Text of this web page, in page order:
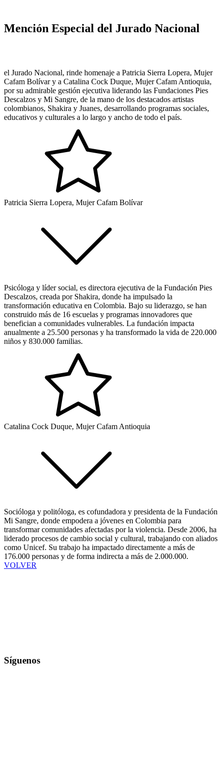
Mención Especial del Jurado Nacional
el Jurado Nacional, rinde homenaje a Patricia Sierra Lopera, Mujer
Cafam Bolívar y a Catalina Cock Duque, Mujer Cafam Antioquia,
por su admirable gestión ejecutiva liderando las Fundaciones Pies
Descalzos y Mi Sangre, de la mano de los destacados artistas
colombianos, Shakira y Juanes, desarrollando programas sociales,
educativos y culturales a lo largo y ancho de todo el país.
Patricia Sierra Lopera, Mujer Cafam Bolívar
Psicóloga y líder social, es directora ejecutiva de la Fundación Pies
Descalzos, creada por Shakira, donde ha impulsado la
transformación educativa en Colombia. Bajo su liderazgo, se han
construido más de 16 escuelas y programas innovadores que
benefician a comunidades vulnerables. La fundación impacta
anualmente a 25.500 personas y ha transformado la vida de 220.000
niños y 830.000 familias.
Catalina Cock Duque, Mujer Cafam Antioquia
Socióloga y politóloga, es cofundadora y presidenta de la Fundación
Mi Sangre, donde empodera a jóvenes en Colombia para
transformar comunidades afectadas por la violencia. Desde 2006, ha
liderado procesos de cambio social y cultural, trabajando con aliados
como Unicef. Su trabajo ha impactado directamente a más de
176.000 personas y de forma indirecta a más de 2.000.000.
VOLVER
Síguenos